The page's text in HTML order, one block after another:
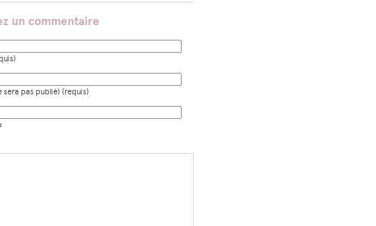
un commentaire
sera pas publié) (requis)